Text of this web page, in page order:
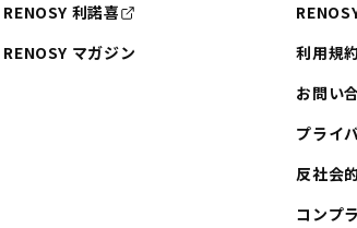
RENOSY 利諾喜
RENOSY マガジン
利用規約
お問い
プライ
反社会
コンプ